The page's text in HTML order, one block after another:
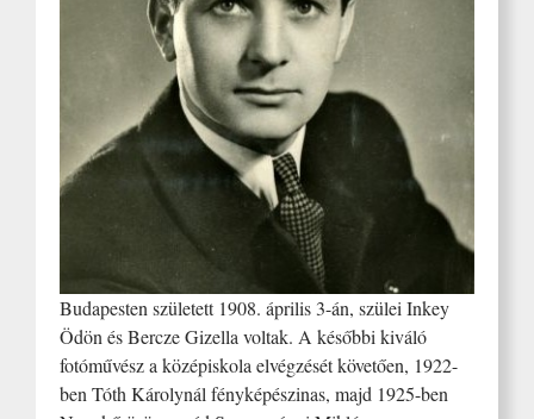
Budapesten született 1908. április 3-án, szülei Inkey
Ödön és Bercze Gizella voltak. A későbbi kiváló
fotóművész a középiskola elvégzését követően, 1922-
ben Tóth Károlynál fényképészinas, majd 1925-ben